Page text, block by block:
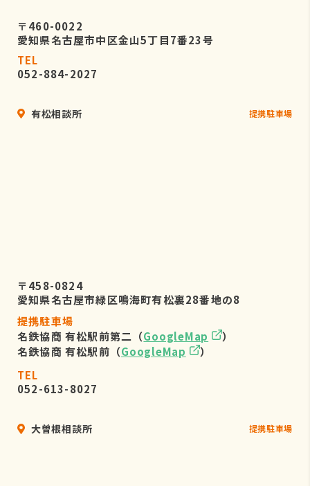
〒460-0022
愛知県名古屋市中区金山5丁目7番23号
TEL
052-884-2027
有松相談所 提携駐車場
〒458-0824
愛知県名古屋市緑区鳴海町有松裏28番地の8
提携駐車場
名鉄協商 有松駅前第二（GoogleMap
）
名鉄協商 有松駅前（GoogleMap
）
TEL
052-613-8027
大曽根相談所 提携駐車場